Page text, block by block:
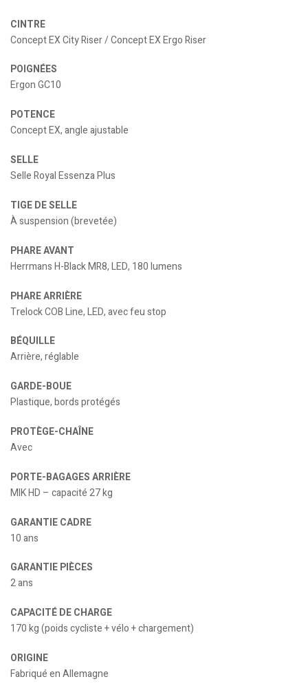
CINTRE
Concept EX City Riser / Concept EX Ergo Riser
POIGNÉES
Ergon GC10
POTENCE
Concept EX, angle ajustable
SELLE
Selle Royal Essenza Plus
TIGE DE SELLE
À suspension (brevetée)
PHARE AVANT
Herrmans H-Black MR8, LED, 180 lumens
PHARE ARRIÈRE
Trelock COB Line, LED, avec feu stop
BÉQUILLE
Arrière, réglable
GARDE-BOUE
Plastique, bords protégés
PROTÈGE-CHAÎNE
Avec
PORTE-BAGAGES ARRIÈRE
MIK HD – capacité 27 kg
GARANTIE CADRE
10 ans
GARANTIE PIÈCES
2 ans
CAPACITÉ DE CHARGE
170 kg (poids cycliste + vélo + chargement)
ORIGINE
Fabriqué en Allemagne